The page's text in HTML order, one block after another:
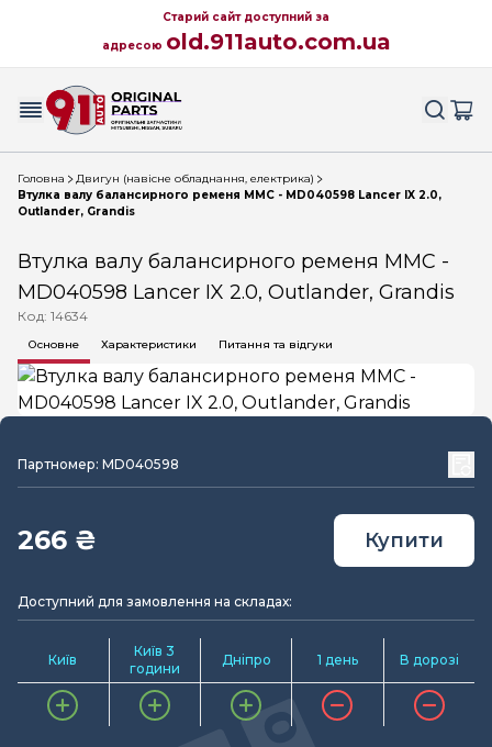
Старий сайт доступний за
адресою old.911auto.com.ua
Головна
Двигун (навісне обладнання, електрика)
Втулка валу балансирного ременя MMC - MD040598 Lancer IX 2.0,
Outlander, Grandis
Втулка валу балансирного ременя MMC -
MD040598 Lancer IX 2.0, Outlander, Grandis
Код: 14634
Основне Характеристики Питання та відгуки
Партномер: MD040598
266 ₴ Купити
Доступний для замовлення на складах:
Київ
Київ 3
години
Дніпро 1 день В дорозі